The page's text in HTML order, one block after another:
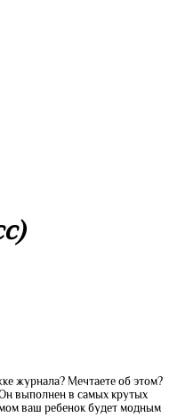
журнала? Мечтаете об этом?
выполнен в самых крутых
ваш ребенок будет модным